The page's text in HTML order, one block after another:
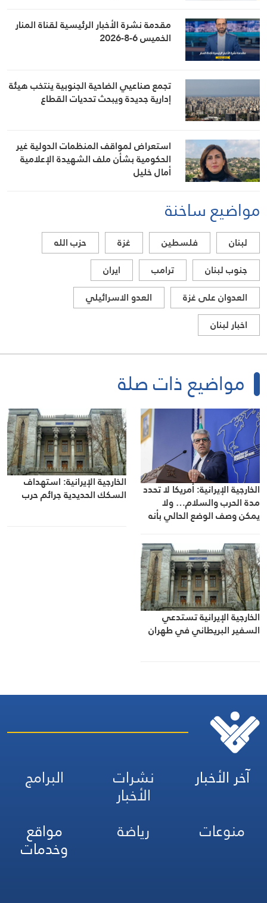
مقدمة نشرة الأخبار الرئيسية لقناة المنار
الخميس 6-8-2026
تجمع صناعيي الضاحية الجنوبية ينتخب هيئة
إدارية جديدة ويبحث تحديات القطاع
استعراض لمواقف المنظمات الدولية غير
الحكومية بشأن ملف الشهيدة الإعلامية
أمال خليل
مواضيع ساخنة
لبنان فلسطين غزة
حزب الله
جنوب لبنان
ترامب
ايران
العدوان على غزة
العدو الاسرائيلي
اخبار لبنان
مواضيع ذات صلة
الخارجية الإيرانية: أمريكا لا تحدد
مدة الحرب والسلام… ولا
يمكن وصف الوضع الحالي بأنه
الخارجية الإيرانية: استهداف
السكك الحديدية جرائم حرب
الخارجية الإيرانية تستدعي
السفير البريطاني في طهران
آخر الأخبار نشرات
الأخبار
البرامج
منوعات
رياضة مواقع
وخدمات